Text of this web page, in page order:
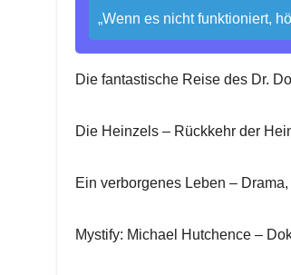
„Wenn es nicht funktioniert,
Die fantastische Reise des Dr.
Die Heinzels – Rückkehr der
Ein verborgenes Leben –
Mystify: Michael Hutchence –